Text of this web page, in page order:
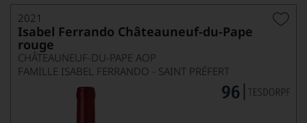
2021
Isabel Ferrando Châteauneuf-du-Pape
rouge
CHÂTEAUNEUF-DU-PAPE AOP
FAMILLE ISABEL FERRANDO - SAINT PRÉFERT